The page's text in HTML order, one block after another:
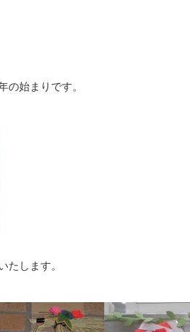
の始まりです。
たします。